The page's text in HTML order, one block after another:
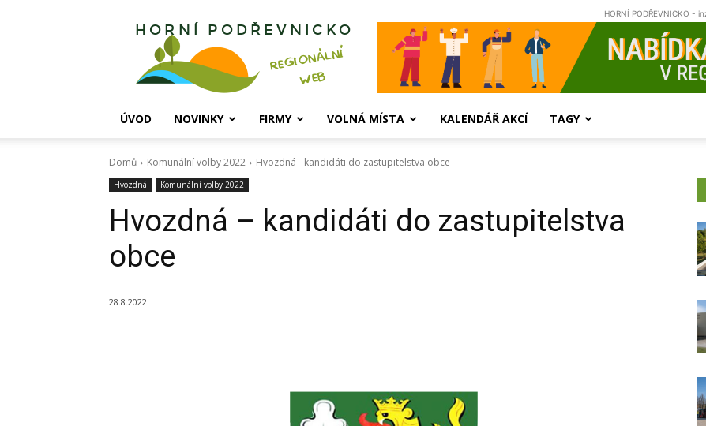
Horní
HORNÍ PODŘEVNICKO -
ÚVOD NOVINKY FIRMY VOLNÁ MÍSTA KALENDÁŘ AKCÍ TAGY
Domů Komunální volby 2022 Hvozdná - kandidáti do zastupitelstva obce
Hvozdná Komunální volby 2022
Hvozdná – kandidáti do zastupitelstva
obce
28.8.2022